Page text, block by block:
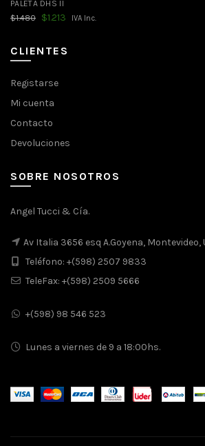
PALETA DHS II
$1.480
El
era:
$1.480.
$1.213 El
IVA Inc.
CLIENTES
Registarse
Mi cuenta
Contacto
Devoluciones
SOBRE NOSOTROS
Angel Tucci & Cía.
Av Italia 3656 esq A.Goyena, Montevideo,
Teléfono: +(598) 2507 9833
TeleFax: +(598) 2509 5666
+(598) 98 546 523
Lunes a viernes de 9 a 18:00hs.